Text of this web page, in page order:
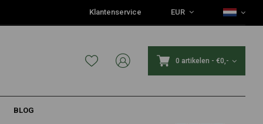
Klantenservice EUR
0 artikelen - €0,-
BLOG